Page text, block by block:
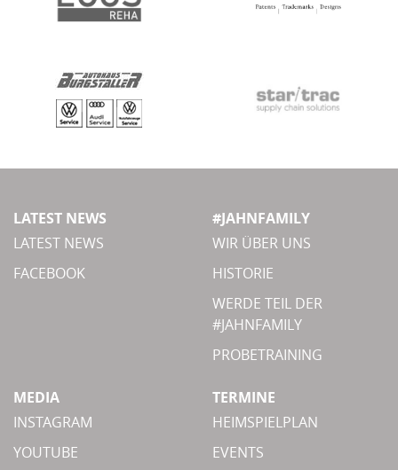
LATEST NEWS
LATEST NEWS
FACEBOOK
#JAHNFAMILY
WIR ÜBER UNS
HISTORIE
WERDE TEIL DER
#JAHNFAMILY
PROBETRAINING
MEDIA
INSTAGRAM
YOUTUBE
TERMINE
HEIMSPIELPLAN
EVENTS